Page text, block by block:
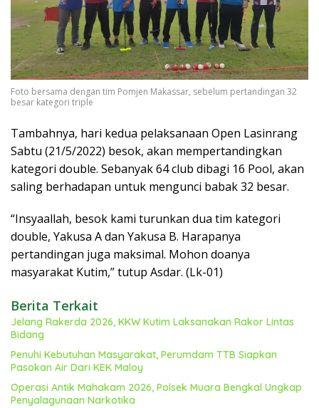
Foto bersama dengan tim Pomjen Makassar, sebelum pertandingan 32
besar kategori triple
Tambahnya, hari kedua pelaksanaan Open Lasinrang
Sabtu (21/5/2022) besok, akan mempertandingkan
kategori double. Sebanyak 64 club dibagi 16 Pool, akan
saling berhadapan untuk mengunci babak 32 besar.
“Insyaallah, besok kami turunkan dua tim kategori
double, Yakusa A dan Yakusa B. Harapanya
pertandingan juga maksimal. Mohon doanya
masyarakat Kutim,” tutup Asdar. (Lk-01)
Berita Terkait
Jelang Rakerda 2026, KKW Kutim Laksanakan Rakor Lintas
Bidang
Penuhi Kebutuhan Masyarakat, Perumdam TTB Siapkan
Pasokan Air Dari KEK Maloy
Operasi Antik Mahakam 2026, Polsek Muara Bengkal Ungkap
Penyalagunaan Narkotika